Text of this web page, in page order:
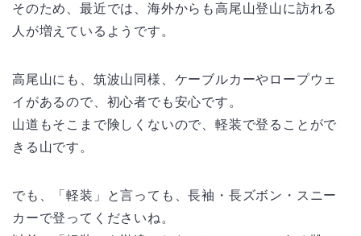
そのため、最近では、海外からも高尾山登山に訪れる
人が増えているようです。
高尾山にも、筑波山同様、ケーブルカーやロープウェ
イがあるので、初心者でも安心です。
山道もそこまで険しくないので、軽装で登ることがで
きる山です。
でも、「軽装」と言っても、長袖・長ズボン・スニー
カーで登ってくださいね。